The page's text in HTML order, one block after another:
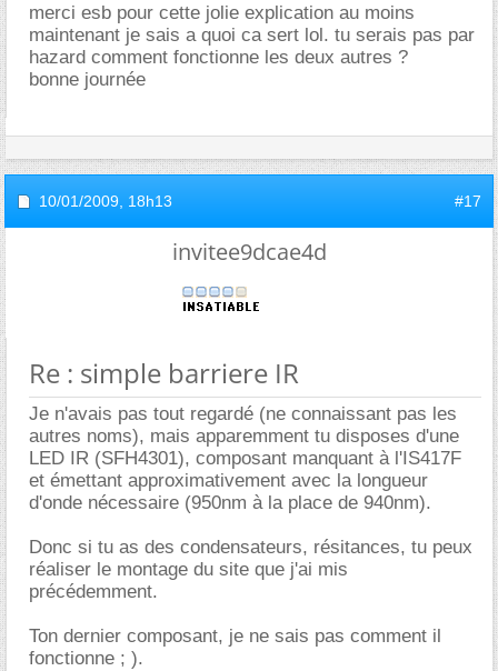
merci esb pour cette jolie explication au moins
maintenant je sais a quoi ca sert lol. tu serais pas par
hazard comment fonctionne les deux autres ?
bonne journée
10/01/2009, 18h13 #17
invitee9dcae4d
Re : simple barriere IR
Je n'avais pas tout regardé (ne connaissant pas les
autres noms), mais apparemment tu disposes d'une
LED IR (SFH4301), composant manquant à l'IS417F
et émettant approximativement avec la longueur
d'onde nécessaire (950nm à la place de 940nm).
Donc si tu as des condensateurs, résitances, tu peux
réaliser le montage du site que j'ai mis
précédemment.
Ton dernier composant, je ne sais pas comment il
fonctionne ; ).